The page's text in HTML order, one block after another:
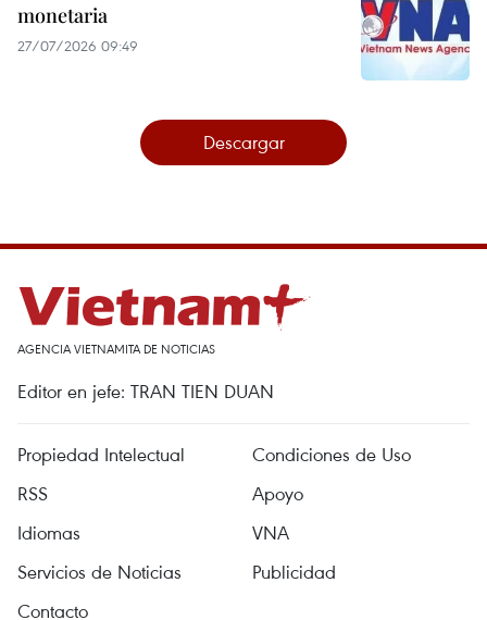
monetaria
27/07/2026 09:49
Descargar
AGENCIA VIETNAMITA DE NOTICIAS
Editor en jefe: TRAN TIEN DUAN
Propiedad Intelectual
Condiciones de Uso
RSS
Apoyo
Idiomas
VNA
Servicios de Noticias
Publicidad
Contacto